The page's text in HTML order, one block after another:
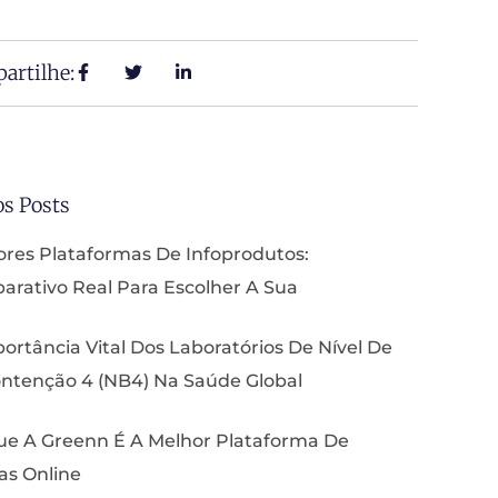
Posts
Plataformas De Infoprodutos:
Real Para Escolher A Sua
Vital Dos Laboratórios De Nível De
4 (NB4) Na Saúde Global
A Greenn É A Melhor Plataforma De
Online